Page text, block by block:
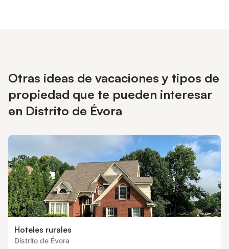
Otras ideas de vacaciones y tipos de
propiedad que te pueden interesar
en Distrito de Évora
Hoteles rurales
Distrito de Évora